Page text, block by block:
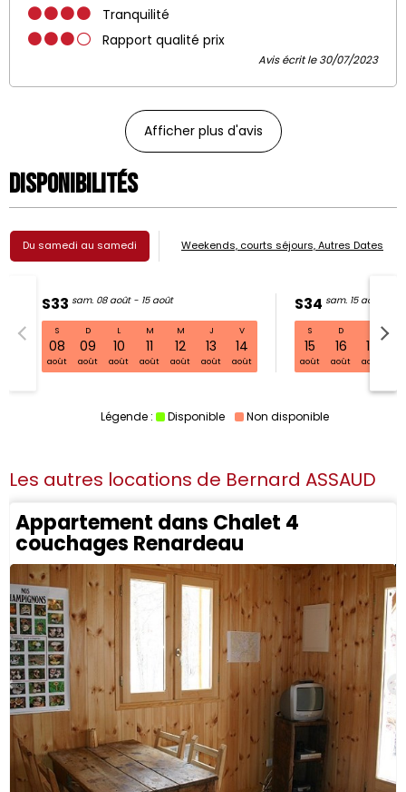
Tranquilité
Rapport qualité prix
Avis écrit le 30/07/2023
Afficher plus d'avis
Disponibilités
Du samedi au samedi Weekends, courts séjours, Autres Dates
S33 sam. 08 août - 15 août
S
08
août
D
09
août
L
10
août
M
11
août
M
12
août
J
13
août
V
14
août
S34 sam. 15 août -
S
15
août
D
16
août
17
août
S33 sam. 08 août - 15 août
Légende : Disponible Non disponible
Les autres locations de Bernard ASSAUD
Appartement dans Chalet 4
couchages Renardeau